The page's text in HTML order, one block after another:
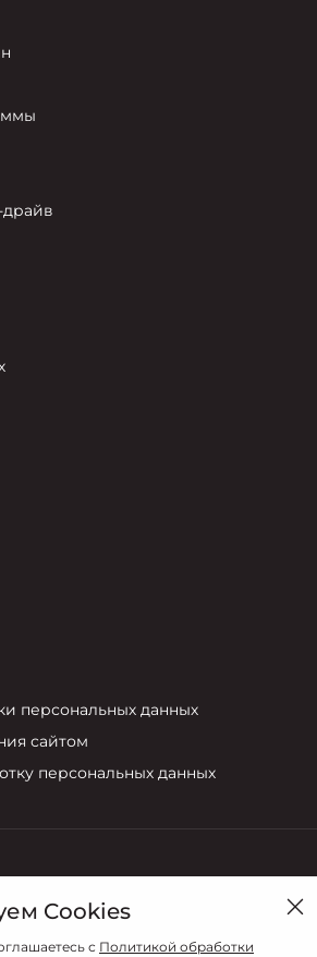
драйв
персональных данных
сайтом
персональных данных
Cookies
с Политикой обработки